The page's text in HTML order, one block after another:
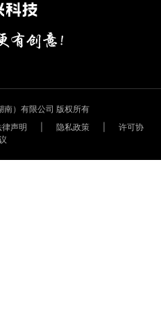
）有限公司 版权所有
律声明 隐私政策
许可协